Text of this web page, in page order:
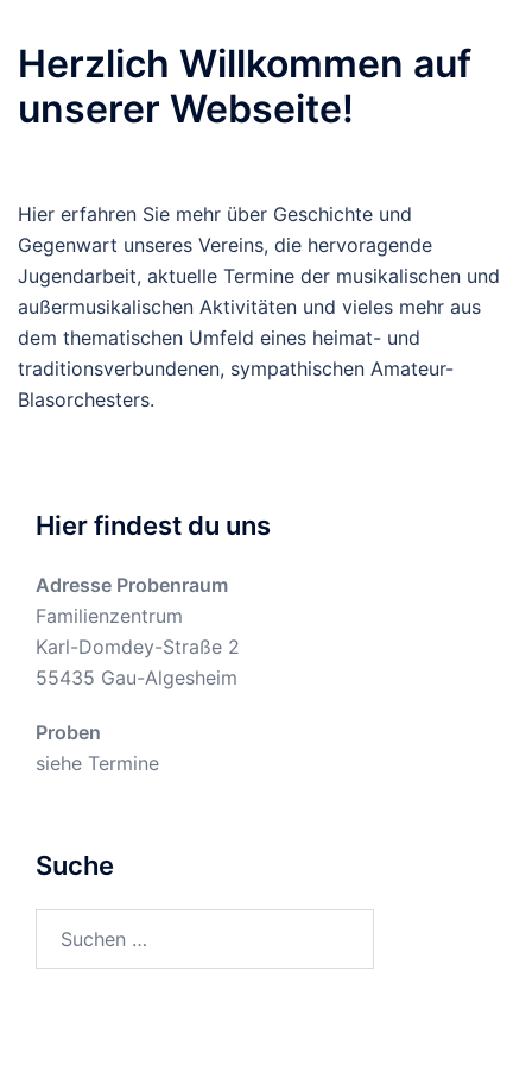
Herzlich Willkommen auf
unserer Webseite!
Hier erfahren Sie mehr über Geschichte und
Gegenwart unseres Vereins, die hervoragende
Jugendarbeit, aktuelle Termine der musikalischen und
außermusikalischen Aktivitäten und vieles mehr aus
dem thematischen Umfeld eines heimat- und
traditionsverbundenen, sympathischen Amateur-
Blasorchesters.
Hier findest du uns
Adresse Probenraum
Familienzentrum
Karl-Domdey-Straße 2
55435 Gau-Algesheim
Proben
siehe Termine
Suche
nach: